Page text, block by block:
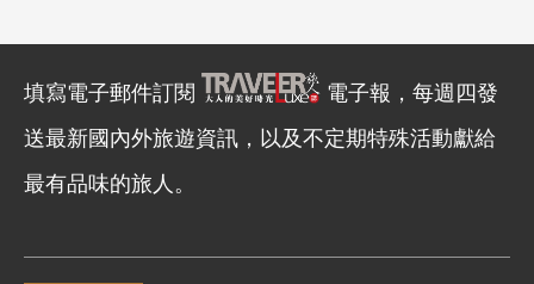
填寫電子郵件訂閱
電子報，每週四發
送最新國內外旅遊資訊，以及不定期特殊活動獻給
最有品味的旅人。